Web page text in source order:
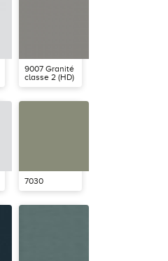
9007 Granité
classe 2 (HD)
7030